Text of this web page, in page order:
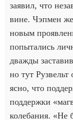
заявил, что
вине. Чэпмен
новым
попытались
дважды
но тут
ясно, что
поддержки
колебания. «Не